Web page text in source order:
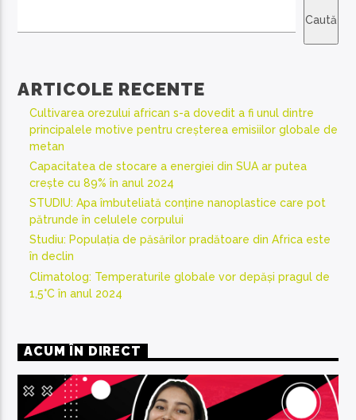
Caută
ARTICOLE RECENTE
Cultivarea orezului african s-a dovedit a fi unul dintre
principalele motive pentru creșterea emisiilor globale de
metan
Capacitatea de stocare a energiei din SUA ar putea
crește cu 89% în anul 2024
STUDIU: Apa îmbuteliată conține nanoplastice care pot
pătrunde în celulele corpului
Studiu: Populația de păsărilor pradătoare din Africa este
în declin
Climatolog: Temperaturile globale vor depăși pragul de
1,5°C în anul 2024
ACUM ÎN DIRECT